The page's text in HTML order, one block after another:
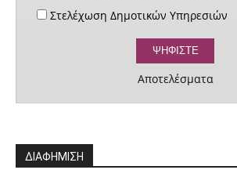
Στελέχωση Δημοτικών Υπηρεσιών
Αποτελέσματα
ΔΙΑΦΗΜΙΣΗ